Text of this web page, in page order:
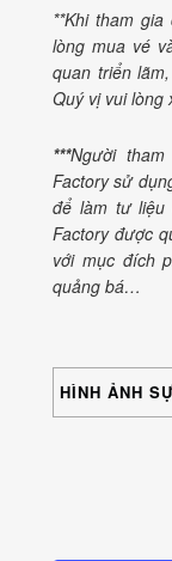
**Khi tham
lòng mua vé
quan triển
Quý vị vui lòng
***Người
Factory sử
để làm tư liệu
Factory được
với mục đích
quảng bá…
HÌNH ẢNH